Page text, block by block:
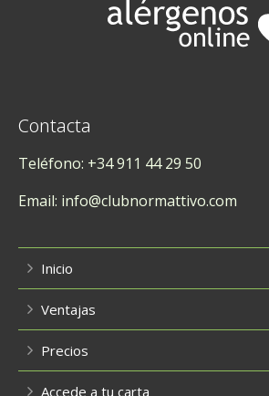
Contacta
Teléfono: +34 911 44 29 50
Email: info@clubnormattivo.com
Inicio
Ventajas
Precios
Accede a tu carta